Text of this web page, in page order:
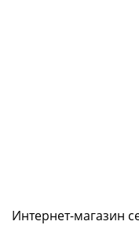
Интернет-магазин